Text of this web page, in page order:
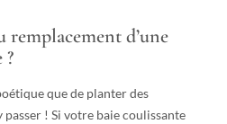
remplacement d’une
?
que de planter des
! Si votre baie coulissante